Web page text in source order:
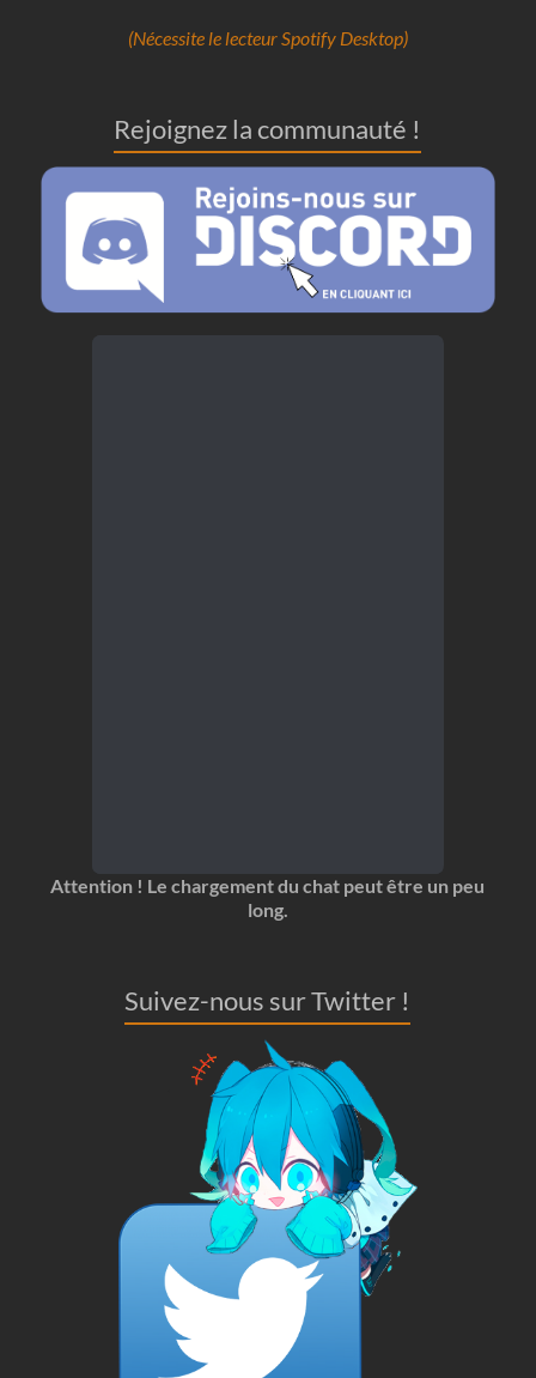
(Nécessite le lecteur Spotify Desktop)
Rejoignez la communauté !
Attention ! Le chargement du chat peut être un peu
long.
Suivez-nous sur Twitter !